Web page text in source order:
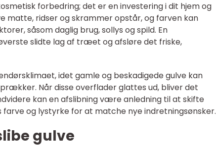
forbedring; det er en investering i dit hjem og
matte, ridser og skrammer opstår, og farven kan
såsom daglig brug, sollys og spild. En
slidte lag af træet og afsløre det friske,
idet gamle og beskadigede gulve kan
Når disse overflader glattes ud, bliver det
kan en afslibning være anledning til at skifte
og lystyrke for at matche nye indretningsønsker.
gulve